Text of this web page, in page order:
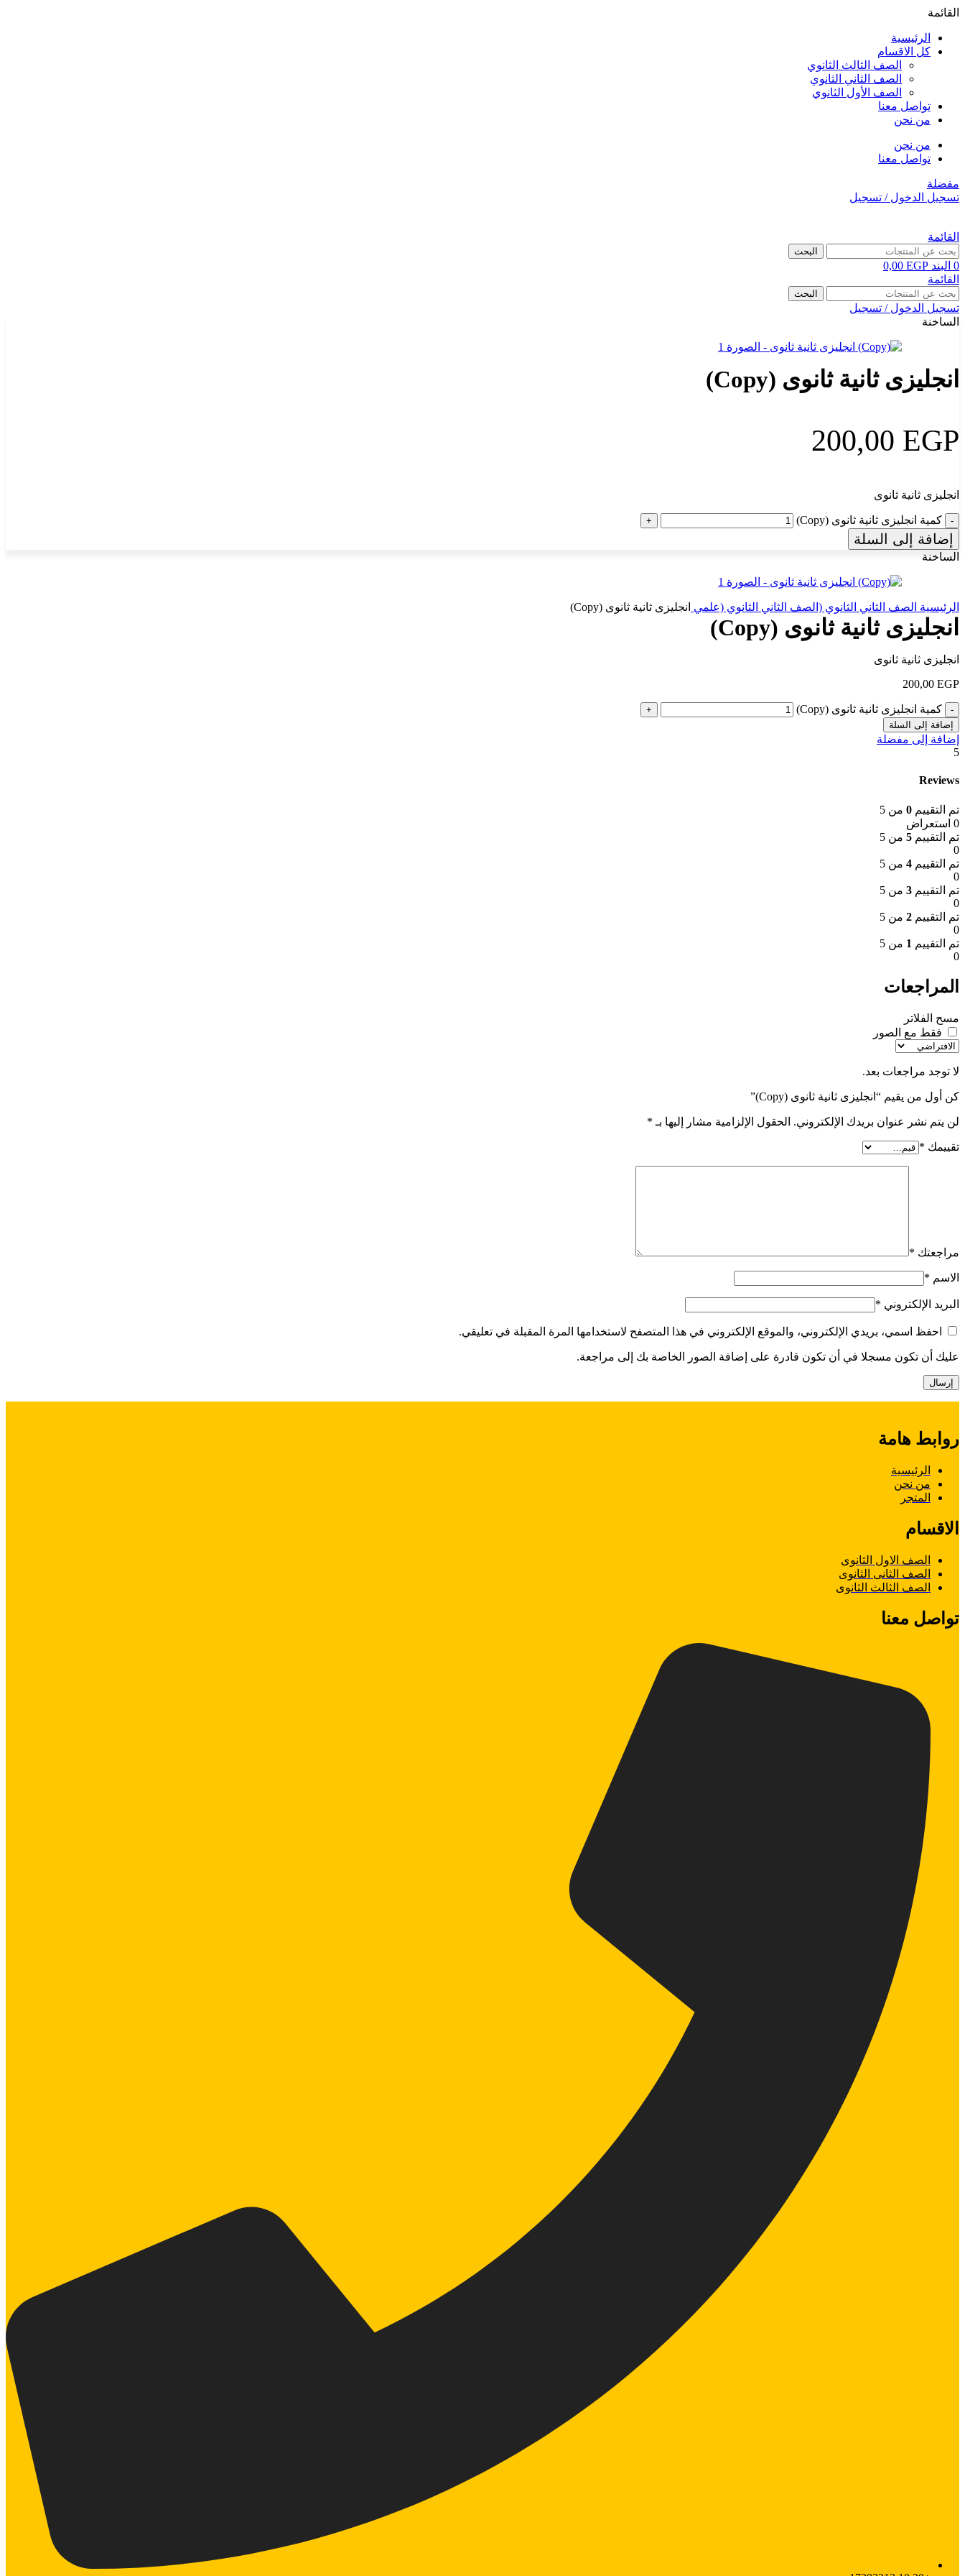
القائمة
الرئيسية
كل الاقسام
الصف الثالث الثانوي
الصف الثاني الثانوي
الصف الأول الثانوي
تواصل معنا
من نحن
من نحن
تواصل معنا
مفضلة
تسجيل الدخول / تسجيل
القائمة
البحث
0 البند 0,00 EGP
القائمة
البحث
تسجيل الدخول / تسجيل
الساخنة
انجليزى ثانية ثانوى (Copy)
200,00 EGP
انجليزى ثانية ثانوى
كمية انجليزى ثانية ثانوى (Copy)
إضافة إلى السلة
الساخنة
الرئيسية الصف الثاني الثانوي (الصف الثاني الثانوي (علمي انجليزى ثانية ثانوى (Copy)
انجليزى ثانية ثانوى (Copy)
انجليزى ثانية ثانوى
200,00 EGP
كمية انجليزى ثانية ثانوى (Copy)
إضافة إلى السلة
إضافة إلى مفضلة
5
Reviews
تم التقييم 0 من 5
0 استعراض
تم التقييم 5 من 5
0
تم التقييم 4 من 5
0
تم التقييم 3 من 5
0
تم التقييم 2 من 5
0
تم التقييم 1 من 5
0
المراجعات
مسح الفلاتر
فقط مع الصور
لا توجد مراجعات بعد.
كن أول من يقيم “انجليزى ثانية ثانوى (Copy)”
لن يتم نشر عنوان بريدك الإلكتروني. الحقول الإلزامية مشار إليها بـ *
تقييمك *
مراجعتك *
الاسم *
البريد الإلكتروني *
احفظ اسمي، بريدي الإلكتروني، والموقع الإلكتروني في هذا المتصفح لاستخدامها المرة المقبلة في تعليقي.
عليك أن تكون مسجلا في أن تكون قادرة على إضافة الصور الخاصة بك إلى مراجعة.
روابط هامة
الرئيسية
من نحن
المتجر
الاقسام
الصف الاول الثانوى
الصف الثانى الثانوى
الصف الثالث الثانوى
تواصل معنا